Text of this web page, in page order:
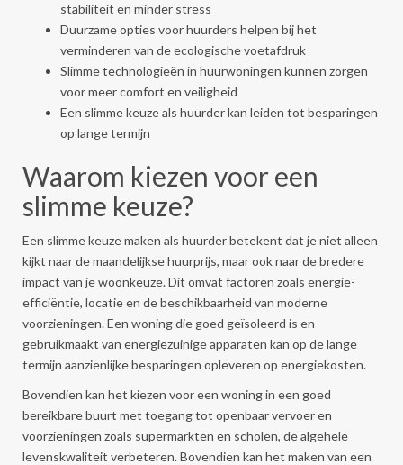
stabiliteit en minder stress
Duurzame opties voor huurders helpen bij het
verminderen van de ecologische voetafdruk
Slimme technologieën in huurwoningen kunnen zorgen
voor meer comfort en veiligheid
Een slimme keuze als huurder kan leiden tot besparingen
op lange termijn
Waarom kiezen voor een
slimme keuze?
Een slimme keuze maken als huurder betekent dat je niet alleen
kijkt naar de maandelijkse huurprijs, maar ook naar de bredere
impact van je woonkeuze. Dit omvat factoren zoals energie-
efficiëntie, locatie en de beschikbaarheid van moderne
voorzieningen. Een woning die goed geïsoleerd is en
gebruikmaakt van energiezuinige apparaten kan op de lange
termijn aanzienlijke besparingen opleveren op energiekosten.
Bovendien kan het kiezen voor een woning in een goed
bereikbare buurt met toegang tot openbaar vervoer en
voorzieningen zoals supermarkten en scholen, de algehele
levenskwaliteit verbeteren. Bovendien kan het maken van een